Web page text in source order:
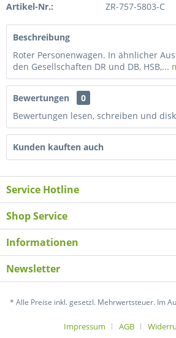
Artikel-Nr.: ZR-757-5803-C
Beschreibung
Roter Personenwagen. In ähnlicher
den Gesellschaften DR und DB, HSB,...
Bewertungen
0
Bewertungen lesen, schreiben und
Kunden kauften auch
Service Hotline
Shop Service
Informationen
Newsletter
* Alle Preise inkl. gesetzl. Mehrwertsteuer. Im
Impressum AGB